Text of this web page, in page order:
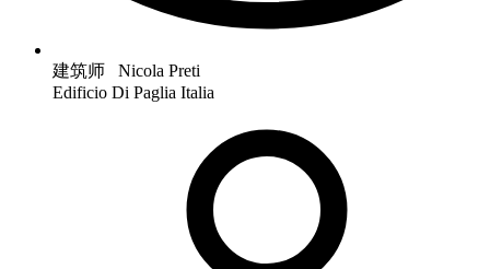
建筑师 Nicola Preti
Edificio Di Paglia Italia